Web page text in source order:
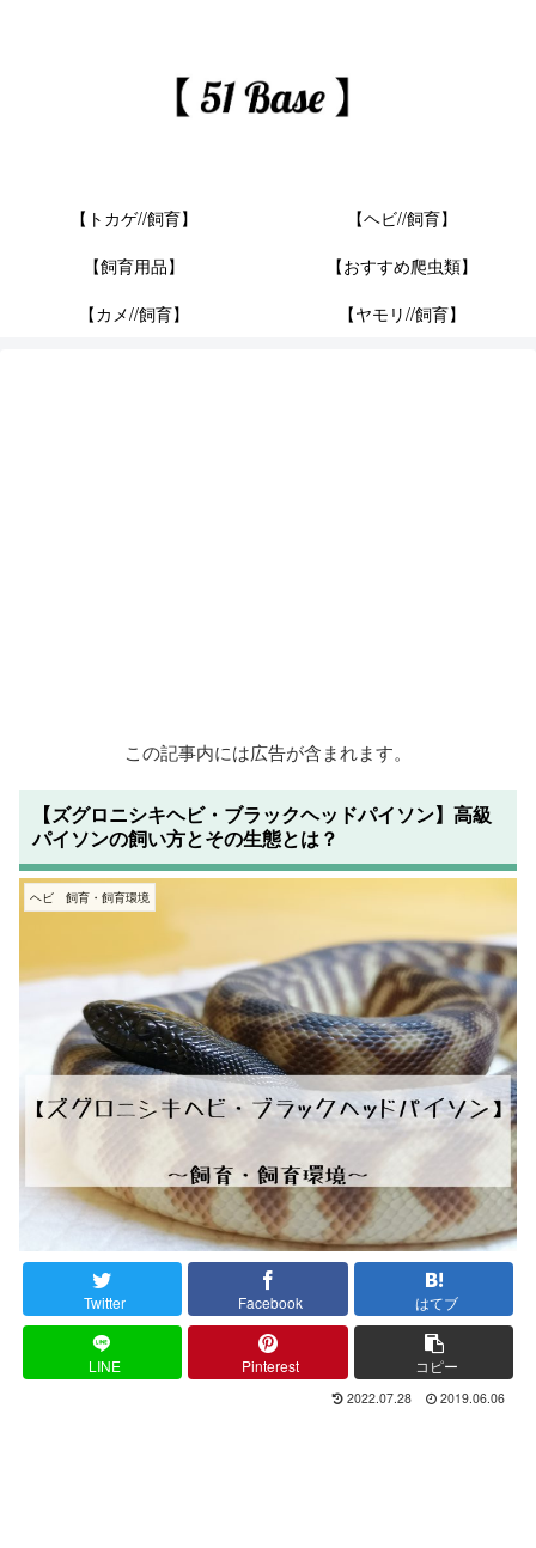
【トカゲ//飼育】
【ヘビ//飼育】
【飼育用品】
【おすすめ爬虫類】
【カメ//飼育】
【ヤモリ//飼育】
この記事内には広告が含まれます。
【ズグロニシキヘビ・ブラックヘッドパイソン】高級
パイソンの飼い方とその生態とは？
ヘビ 飼育・飼育環境
Twitter Facebook はてブ
LINE Pinterest コピー
2022.07.28 2019.06.06